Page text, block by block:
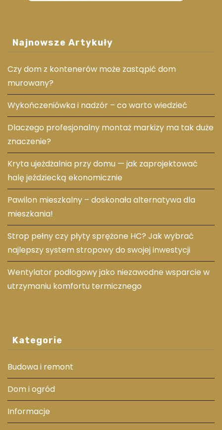
Najnowsze Artykuły
Czy dom z kontenerów może zastąpić dom
murowany?
Wykończeniówka i nadzór – co warto wiedzieć
Dlaczego profesjonalny montaż markizy ma tak duże
znaczenie?
Kryta ujeżdżalnia przy domu — jak zaprojektować
halę jeździecką ekonomicznie
Pawilon mieszkalny – doskonała alternatywa dla
mieszkania!
Strop pełny czy płyty sprężone HC? Jak wybrać
najlepszy system stropowy do swojej inwestycji
Wentylator podłogowy jako niezawodne wsparcie w
utrzymaniu komfortu termicznego
Kategorie
Budowa i remont
Dom i ogród
Informacje